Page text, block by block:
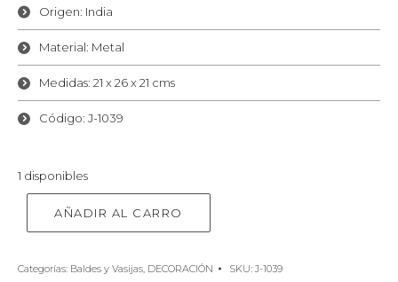
Origen: India
Material: Metal
Medidas: 21 x 26 x 21 cms
Código: J-1039
1 disponibles
AÑADIR AL CARRO
Categorías: Baldes y Vasijas, DECORACIÓN SKU: J-1039